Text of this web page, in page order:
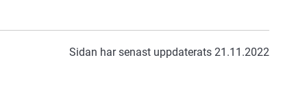
Sidan har senast uppdaterats 21.11.2022